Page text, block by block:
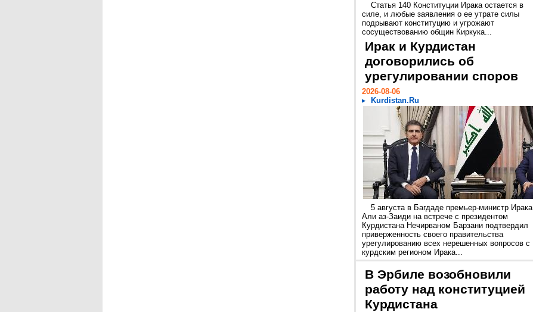
Статья 140 Конституции Ирака остается в
силе, и любые заявления о ее утрате силы
подрывают конституцию и угрожают
сосуществованию общин Киркука...
Ирак и Курдистан
договорились об
урегулировании споров
2026-08-06
Kurdistan.Ru
5 августа в Багдаде премьер-министр Ирака
Али аз-Заиди на встрече с президентом
Курдистана Нечирваном Барзани подтвердил
приверженность своего правительства
урегулированию всех нерешенных вопросов с
курдским регионом Ирака...
В Эрбиле возобновили
работу над конституцией
Курдистана